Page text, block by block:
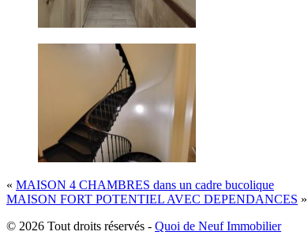
« MAISON 4 CHAMBRES dans un cadre bucolique
MAISON FORT POTENTIEL AVEC DEPENDANCES »
© 2026 Tout droits réservés - Quoi de Neuf Immobilier